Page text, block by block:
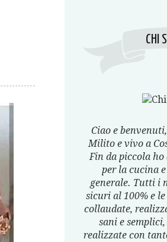
CHI
Ciao e
Milito e vivo a
Fin da piccola ho
per la cucina
generale. Tutti i
sicuri al 100% e
collaudate,
sani e
realizzate con